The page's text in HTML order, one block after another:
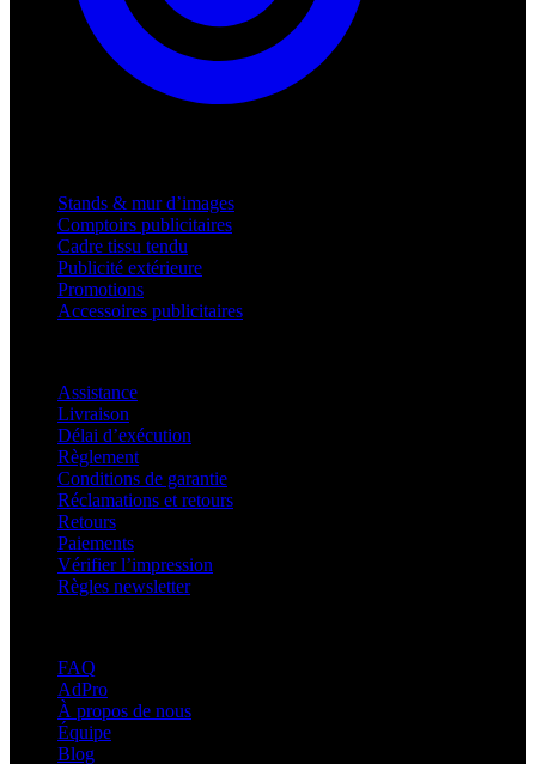
Stands & mur d’images
Comptoirs publicitaires
Cadre tissu tendu
Publicité extérieure
Promotions
Accessoires publicitaires
Assistance
Livraison
Délai d’exécution
Règlement
Conditions de garantie
Réclamations et retours
Retours
Paiements
Vérifier l’impression
Règles newsletter
FAQ
AdPro
À propos de nous
Équipe
Blog